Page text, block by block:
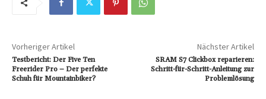
Vorheriger Artikel
Testbericht: Der Five Ten
Freerider Pro – Der perfekte
Schuh für Mountainbiker?
Nächster Artikel
SRAM S7 Clickbox reparieren:
Schritt-für-Schritt-Anleitung zur
Problemlösung